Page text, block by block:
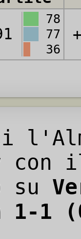
78
77
36
con
su
1-1